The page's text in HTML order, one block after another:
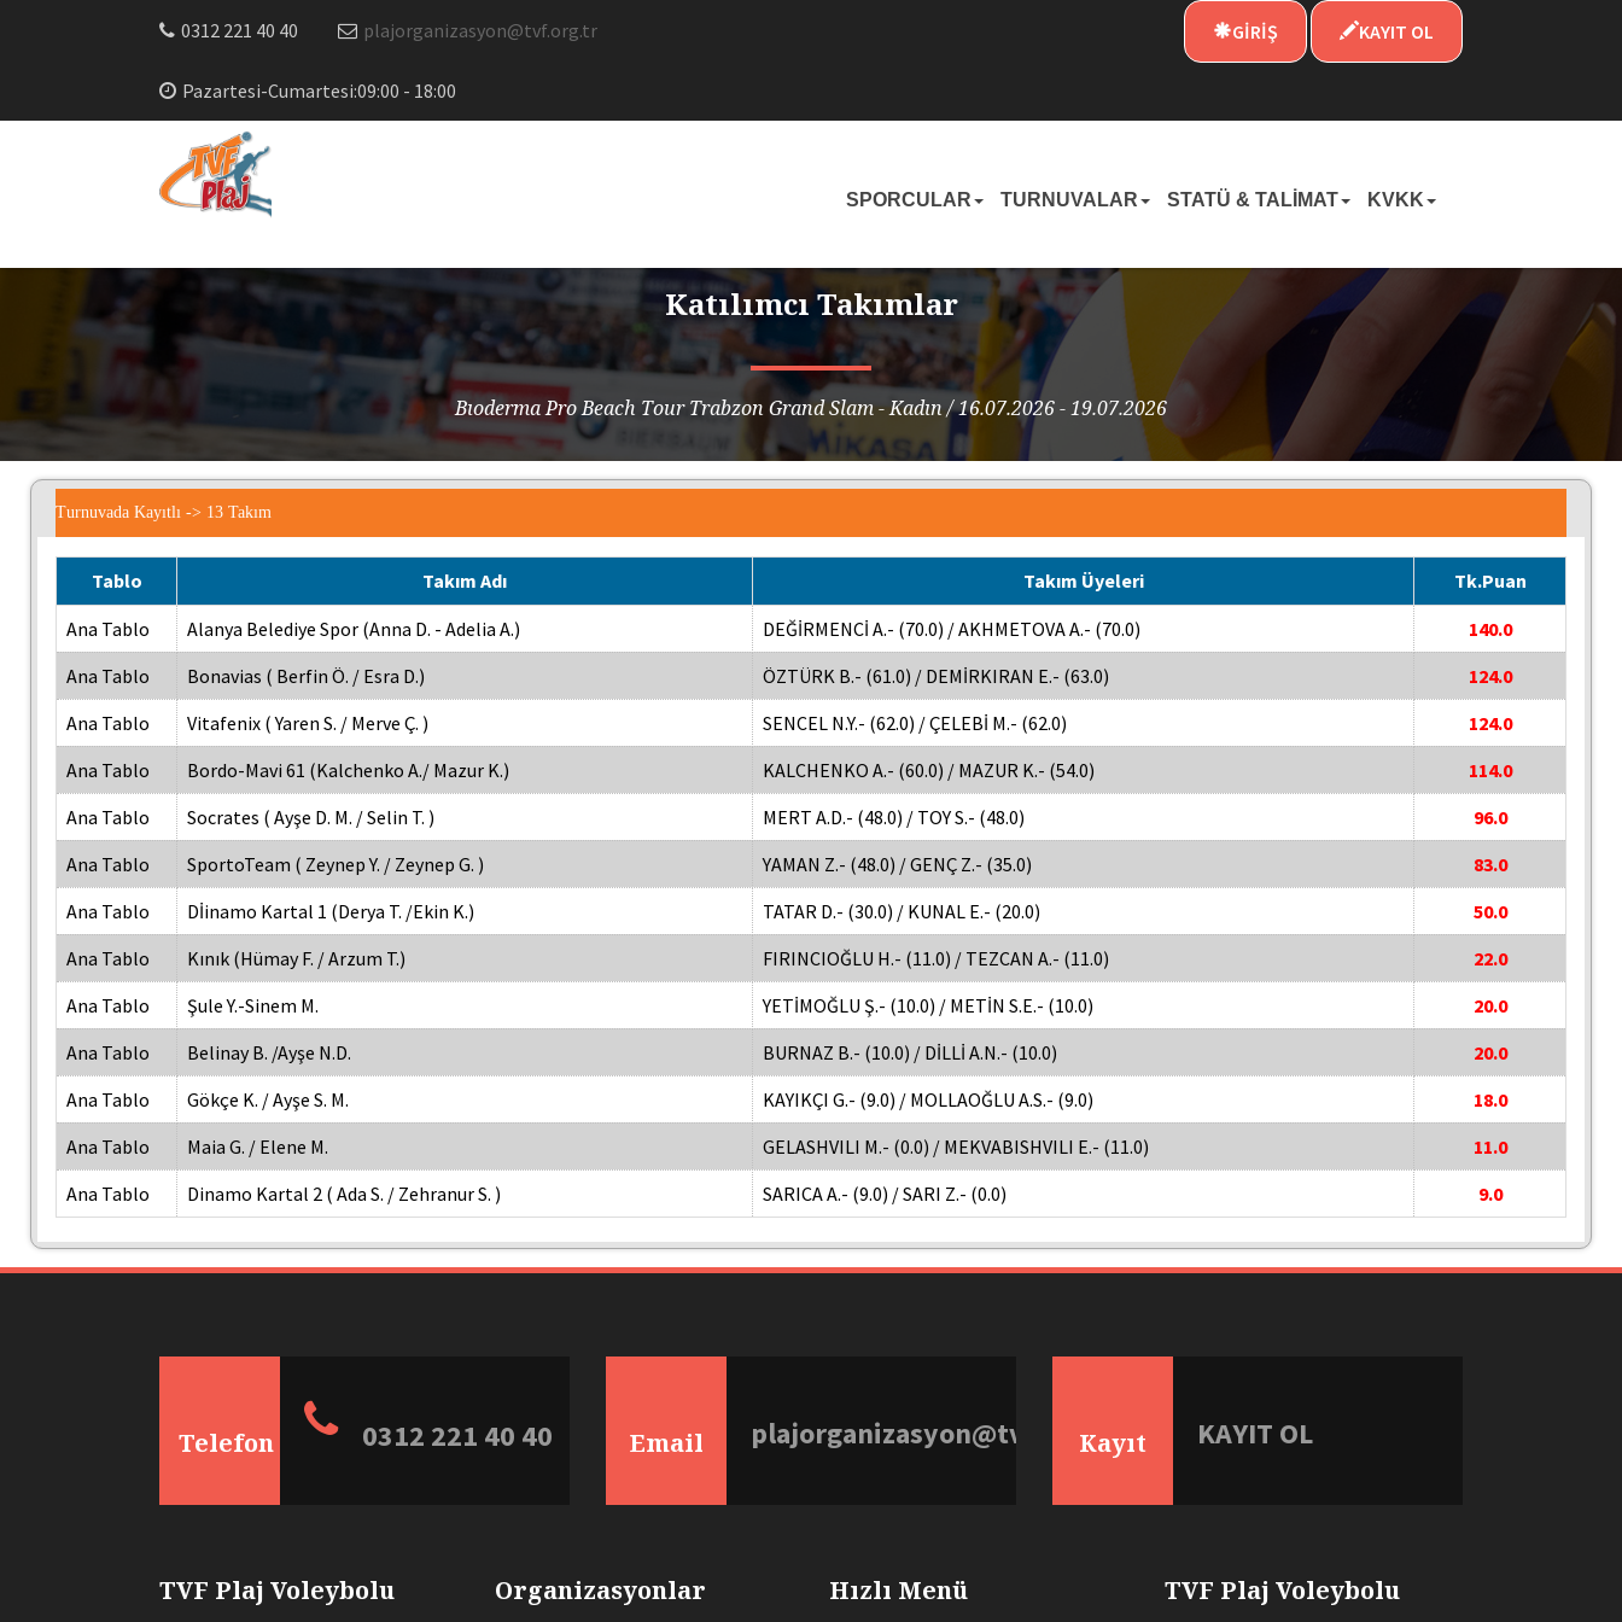
0312 221 40 40 plajorganizasyon@tvf.org.tr
Pazartesi-Cumartesi:09:00 - 18:00
GİRİŞ KAYIT OL
SPORCULAR TURNUVALAR STATÜ & TALİMAT KVKK
Katılımcı Takımlar
Bıoderma Pro Beach Tour Trabzon Grand Slam - Kadın / 16.07.2026 - 19.07.2026
Turnuvada Kayıtlı -> 13 Takım
Tablo Takım Adı Takım Üyeleri
Tk.Puan
Ana Tablo
Alanya Belediye Spor (Anna D. - Adelia A.) DEĞİRMENCİ A.- (70.0) / AKHMETOVA A.- (70.0)
140.0
Ana Tablo
Bonavias ( Berfin Ö. / Esra D.) ÖZTÜRK B.- (61.0) / DEMİRKIRAN E.- (63.0)
124.0
Ana Tablo
Vitafenix ( Yaren S. / Merve Ç. ) SENCEL N.Y.- (62.0) / ÇELEBİ M.- (62.0)
124.0
Ana Tablo
Bordo-Mavi 61 (Kalchenko A./ Mazur K.) KALCHENKO A.- (60.0) / MAZUR K.- (54.0)
114.0
Ana Tablo
Socrates ( Ayşe D. M. / Selin T. ) MERT A.D.- (48.0) / TOY S.- (48.0)
96.0
Ana Tablo
SportoTeam ( Zeynep Y. / Zeynep G. ) YAMAN Z.- (48.0) / GENÇ Z.- (35.0)
83.0
Ana Tablo
Dİinamo Kartal 1 (Derya T. /Ekin K.) TATAR D.- (30.0) / KUNAL E.- (20.0)
50.0
Ana Tablo
Kınık (Hümay F. / Arzum T.) FIRINCIOĞLU H.- (11.0) / TEZCAN A.- (11.0)
22.0
Ana Tablo
Şule Y.-Sinem M. YETİMOĞLU Ş.- (10.0) / METİN S.E.- (10.0)
20.0
Ana Tablo
Belinay B. /Ayşe N.D. BURNAZ B.- (10.0) / DİLLİ A.N.- (10.0)
20.0
Ana Tablo
Gökçe K. / Ayşe S. M. KAYIKÇI G.- (9.0) / MOLLAOĞLU A.S.- (9.0)
18.0
Ana Tablo
Maia G. / Elene M. GELASHVILI M.- (0.0) / MEKVABISHVILI E.- (11.0)
11.0
Ana Tablo
Dinamo Kartal 2 ( Ada S. / Zehranur S. ) SARICA A.- (9.0) / SARI Z.- (0.0) 9.0
Telefon 0312 221 40 40 Email plajorganizasyon@tvf.org.trKayıt KAYIT OL
TVF Plaj Voleybolu Organizasyonlar Hızlı Menü TVF Plaj Voleybolu